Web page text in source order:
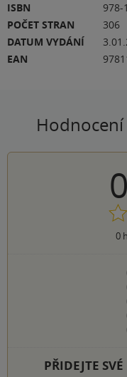
ISBN
978-
POČET STRAN
306
DATUM VYDÁNÍ
EAN
Hodnocení
0
PŘIDEJTE